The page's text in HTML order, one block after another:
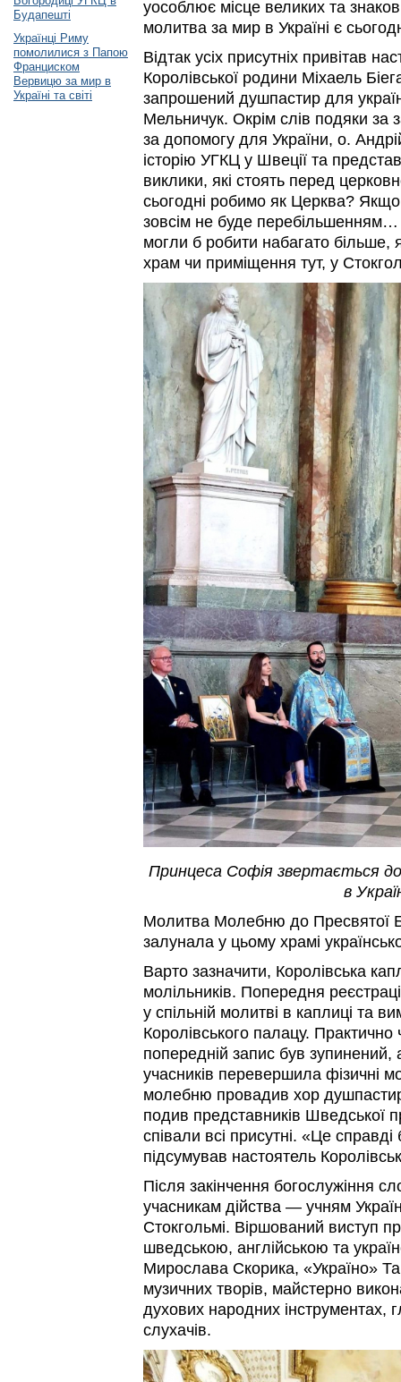
Будапешті
Українці Риму
помолилися з Папою
Франциском
Вервицю за мир в
Україні та світі
уособлює місце великих та
молитва за мир в Україні є
Відтак усіх присутніх привітав
Королівської родини Міхаель
запрошений душпастир для
Мельничук. Окрім слів подяки за
за допомогу для України, о.
історію УГКЦ у Швеції та
виклики, які стоять перед
сьогодні робимо як Церква?
зовсім не буде
могли б робити набагато
храм чи приміщення тут, у
Принцеса Софія звертається
в
Молитва Молебню до Пресвятої
залунала у цьому храмі
Варто зазначити, Королівська
молільників. Попередня
у спільній молитві в каплиці та
Королівського палацу. Практично
попередній запис був зупинений,
учасників перевершила фізичні
молебню провадив хор
подив представників Шведської
співали всі присутні. «Це
підсумував настоятель
Після закінчення богослужіння
учасникам дійства — учням
Стокгольмі. Віршований виступ
шведською, англійською та
Мирослава Скорика, «Україно»
музичних творів, майстерно
духових народних інструментах,
слухачів.